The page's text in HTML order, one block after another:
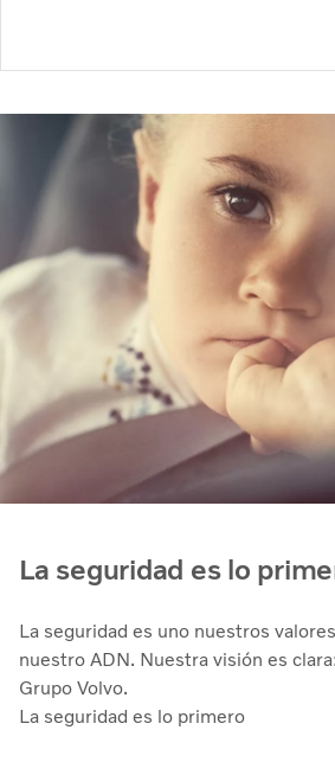
La seguridad es lo
La seguridad es uno nuestros
nuestro ADN. Nuestra visión es clara: cero
Grupo Volvo.
La seguridad es lo primero